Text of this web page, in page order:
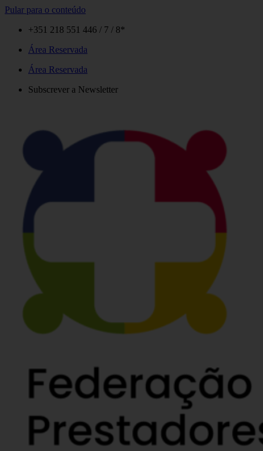
Pular para o conteúdo
+351 218 551 446 / 7 / 8*
Área Reservada
Área Reservada
Subscrever a Newsletter